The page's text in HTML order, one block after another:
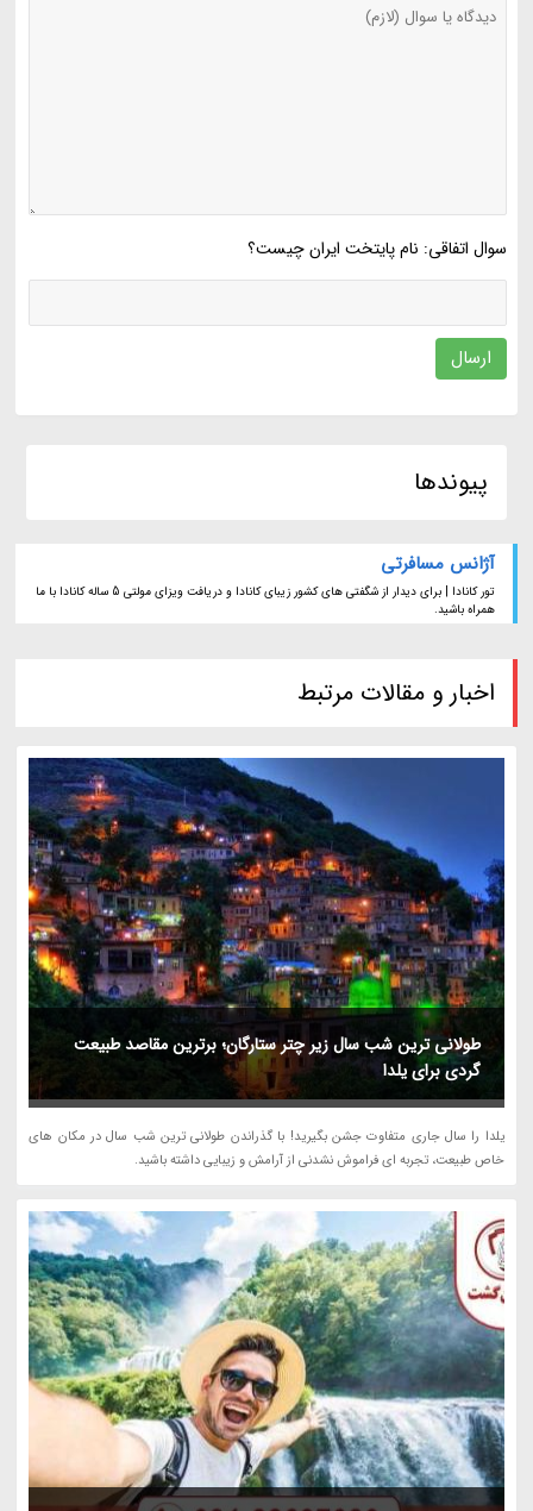
سوال اتفاقی: نام پایتخت ایران چیست؟
ارسال
پیوندها
آژانس مسافرتی
تور کانادا | برای دیدار از شگفتی های کشور زیبای کانادا و دریافت ویزای مولتی 5 ساله کانادا با ما
همراه باشید.
اخبار و مقالات مرتبط
طولانی ترین شب سال زیر چتر ستارگان؛ برترین مقاصد طبیعت
گردی برای یلدا
یلدا را سال جاری متفاوت جشن بگیرید! با گذراندن طولانی ترین شب سال در مکان های
خاص طبیعت، تجربه ای فراموش نشدنی از آرامش و زیبایی داشته باشید.